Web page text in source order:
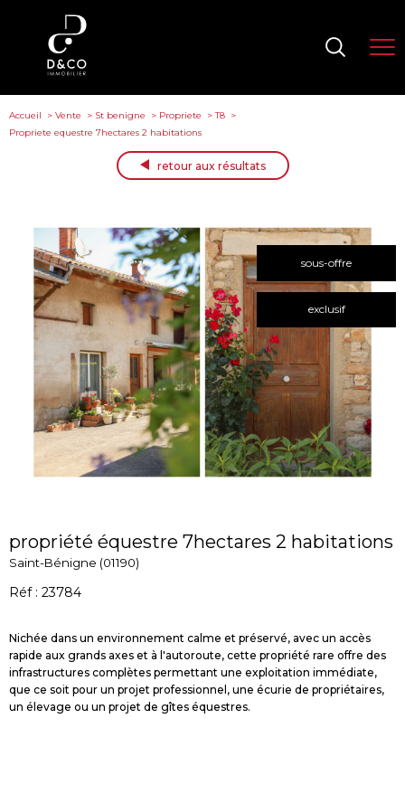
Accueil Vente St benigne Propriete
T8
Propriete equestre 7hectares 2 habitations
retour aux résultats
sous-offre
exclusif
propriété équestre 7hectares 2 habitations
Saint-Bénigne (01190)
Réf : 23784
Nichée dans un environnement calme et préservé, avec un accès
rapide aux grands axes et à l'autoroute, cette propriété rare offre des
infrastructures complètes permettant une exploitation immédiate,
que ce soit pour un projet professionnel, une écurie de propriétaires,
un élevage ou un projet de gîtes équestres.